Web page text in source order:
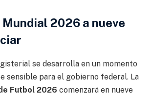
2026 a nueve
se desarrolla en un momento
sensible para el gobierno federal. La
Futbol 2026 comenzará en nueve